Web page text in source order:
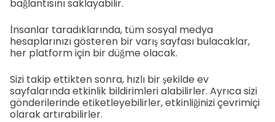
bağlantısını saklayabilir.
İnsanlar taradıklarında, tüm sosyal medya
hesaplarınızı gösteren bir varış sayfası bulacaklar,
her platform için bir düğme olacak.
Sizi takip ettikten sonra, hızlı bir şekilde ev
sayfalarında etkinlik bildirimleri alabilirler. Ayrıca sizi
gönderilerinde etiketleyebilirler, etkinliğinizi çevrimiçi
olarak artırabilirler.